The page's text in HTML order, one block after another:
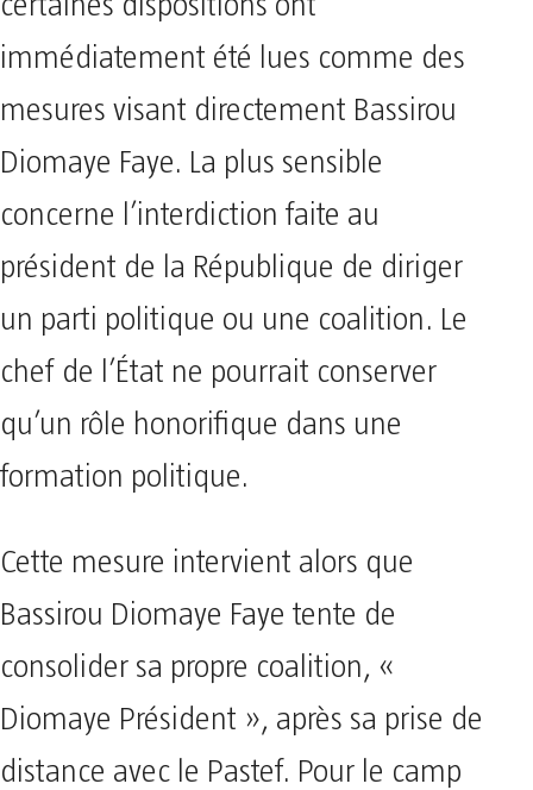
immédiatement été lues comme des
mesures visant directement Bassirou
Diomaye Faye. La plus sensible
concerne l’interdiction faite au
président de la République de diriger
un parti politique ou une coalition. Le
chef de l’État ne pourrait conserver
qu’un rôle honorifique dans une
formation politique.
Cette mesure intervient alors que
Bassirou Diomaye Faye tente de
consolider sa propre coalition, «
Diomaye Président », après sa prise de
distance avec le Pastef. Pour le camp